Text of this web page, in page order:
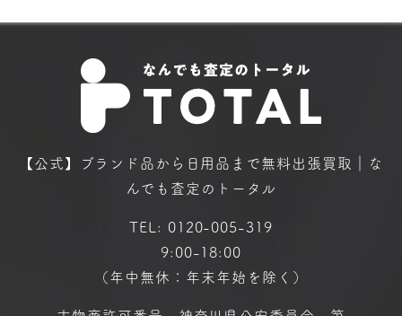
【公式】ブランド品から日用品まで無料出張買取｜な
んでも査定のトータル
TEL: 0120-005-319
9:00-18:00
（年中無休：年末年始を除く）